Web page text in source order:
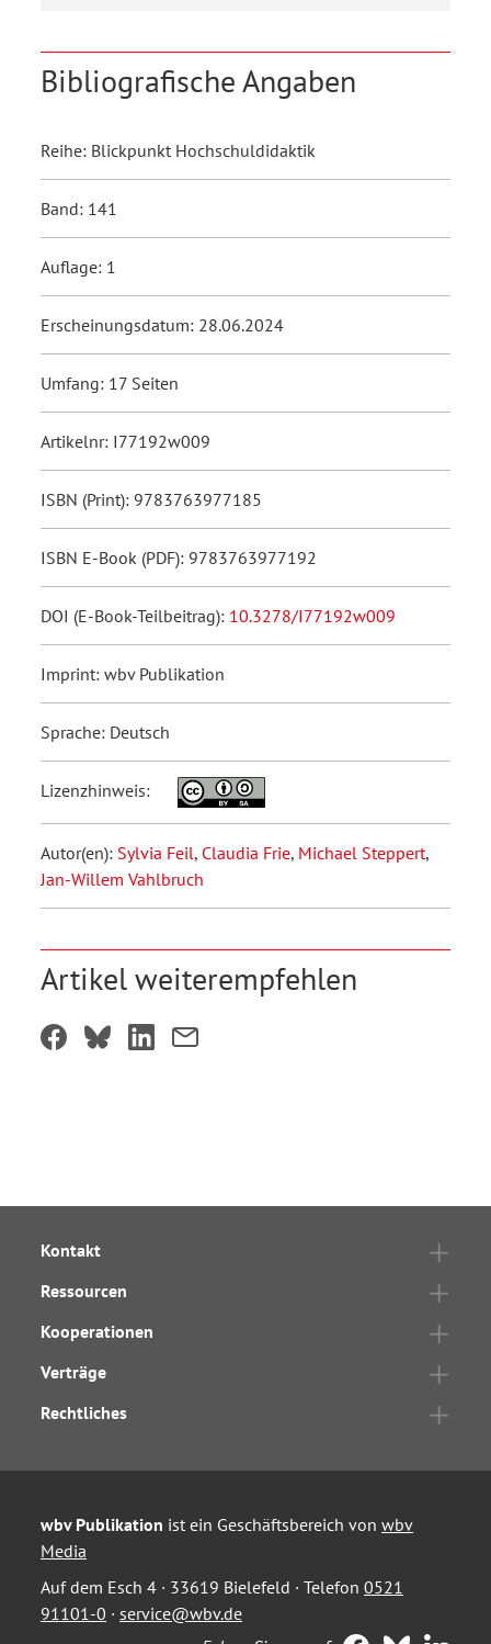
Bibliografische Angaben
Reihe: Blickpunkt Hochschuldidaktik
Band: 141
Auflage: 1
Erscheinungsdatum: 28.06.2024
Umfang: 17 Seiten
Artikelnr: I77192w009
ISBN (Print): 9783763977185
ISBN E-Book (PDF): 9783763977192
DOI (E-Book-Teilbeitrag): 10.3278/I77192w009
Imprint: wbv Publikation
Sprache: Deutsch
Lizenzhinweis:
Autor(en): Sylvia Feil, Claudia Frie, Michael Steppert,
Jan-Willem Vahlbruch
Artikel weiterempfehlen
Kontakt
Ressourcen
Kooperationen
Verträge
Rechtliches
wbv Publikation ist ein Geschäftsbereich von wbv
Media
Auf dem Esch 4 · 33619 Bielefeld · Telefon 0521
91101-0 · service@wbv.de